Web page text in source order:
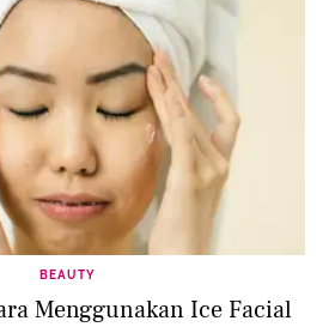
BEAUTY
Menggunakan Ice Facial